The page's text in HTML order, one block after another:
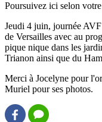
Poursuivez ici selon
Jeudi 4 juin, journée
de Versailles avec au
pique nique dans les
Trianon ainsi que du
Merci à Jocelyne pour
Muriel pour ses photos.